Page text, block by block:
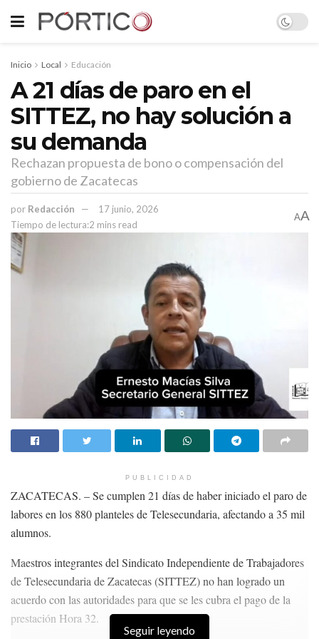
Inicio Local Educación
A 21 días de paro en el
SITTEZ, no hay solución a
su demanda
Rechazan propuesta de bono o compensación del
gobierno de Zacatecas
por Redacción
17 junio, 2026
Tiempo de lectura:2 mins read
AA
PUBLICIDAD
ZACATECAS. – Se cumplen 21 días de haber iniciado el paro de
labores en los 880 planteles de Telesecundaria, afectando a 35 mil
alumnos.
Maestros integrantes del Sindicato Independiente de Trabajadores
de Telesecundaria de Zacatecas (SITTEZ) no han logrado un
acuerdo con las autoridades para que se les cubra el pago de la
prestación Hora 32.
Seguir leyendo